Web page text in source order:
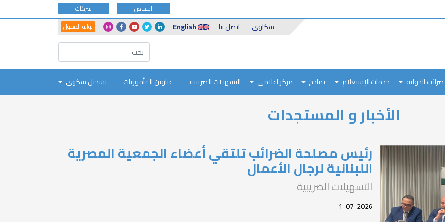
اشخاص شركات
Header
Top
شكاوي اتصل بنا English
Social
Icons
Another
Portals
بوابة الممول
الدولية خدمات الإستعلام نماذج مركز اعلامى التسهيلات الضريبية عناوين المأموريات تسجيل شكوي
الأخبار و المستجدات
رئيس مصلحة الضرائب تلتقي أعضاء الجمعية المصرية
اللبنانية لرجال الأعمال
التسهيلات الضريبية
1-07-2026